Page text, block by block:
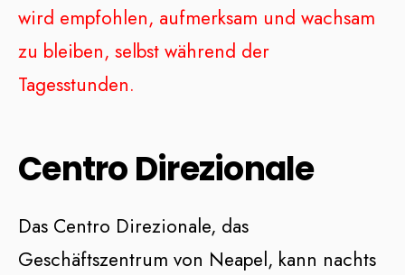
wird empfohlen, aufmerksam und wachsam
zu bleiben, selbst während der
Tagesstunden.
Centro Direzionale
Das Centro Direzionale, das
Geschäftszentrum von Neapel, kann nachts